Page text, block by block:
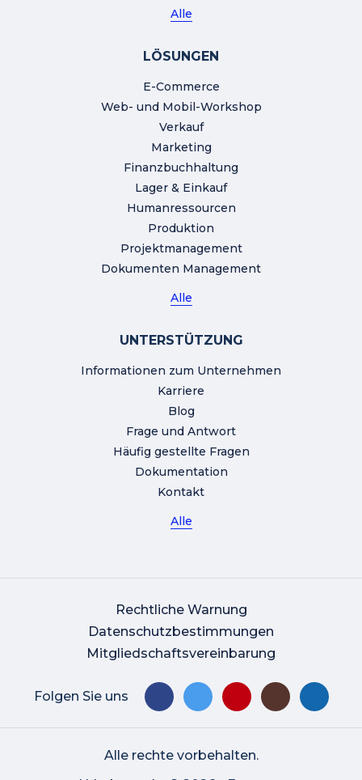
Alle
LÖSUNGEN
E-Commerce
Web- und Mobil-Workshop
Verkauf
Marketing
Finanzbuchhaltung
Lager & Einkauf
Humanressourcen
Produktion
Projektmanagement
Dokumenten Management
Alle
UNTERSTÜTZUNG
Informationen zum Unternehmen
Karriere
Blog
Frage und Antwort
Häufig gestellte Fragen
Dokumentation
Kontakt
Alle
Rechtliche Warnung
Datenschutzbestimmungen
Mitgliedschaftsvereinbarung
Folgen Sie uns
Alle rechte vorbehalten.